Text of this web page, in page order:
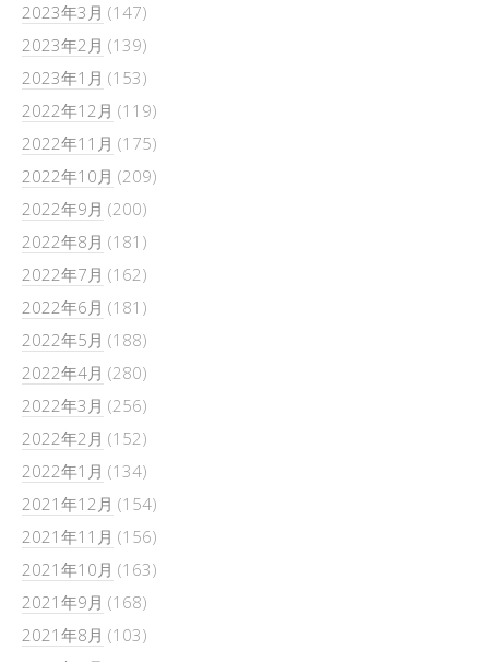
2023年3月 (147)
2023年2月 (139)
2023年1月 (153)
2022年12月 (119)
2022年11月 (175)
2022年10月 (209)
2022年9月 (200)
2022年8月 (181)
2022年7月 (162)
2022年6月 (181)
2022年5月 (188)
2022年4月 (280)
2022年3月 (256)
2022年2月 (152)
2022年1月 (134)
2021年12月 (154)
2021年11月 (156)
2021年10月 (163)
2021年9月 (168)
2021年8月 (103)